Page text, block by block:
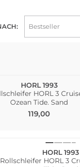
HORL 1993
HORL 3
Ozean Tide. Sand
119,00
HORL 1993
Rollschleifer HORL 3